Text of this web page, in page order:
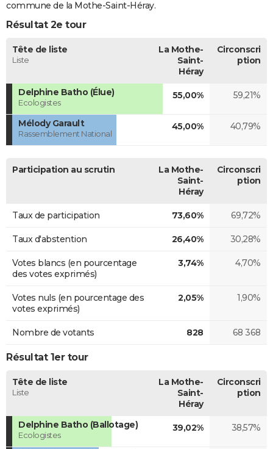
commune de la Mothe-Saint-Héray.
Résultat 2e tour
Tête de liste
Liste
La Mothe-
Saint-
Héray
Circonscri
ption
Delphine Batho (Élue)
Ecologistes
55,00% 59,21%
Mélody Garault
Rassemblement National
45,00% 40,79%
Participation au scrutin
La Mothe-
Saint-
Héray
Circonscri
ption
Taux de participation 73,60% 69,72%
Taux d'abstention 26,40% 30,28%
Votes blancs (en pourcentage
des votes exprimés)
3,74% 4,70%
Votes nuls (en pourcentage des
votes exprimés)
2,05% 1,90%
Nombre de votants 828 68 368
Résultat 1er tour
Tête de liste
Liste
La Mothe-
Saint-
Héray
Circonscri
ption
Delphine Batho (Ballotage)
Ecologistes
39,02% 38,57%